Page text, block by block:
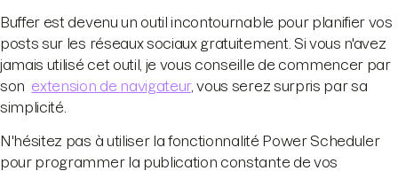
Buffer est devenu un outil incontournable pour planifier vos
posts sur les réseaux sociaux gratuitement. Si vous n'avez
jamais utilisé cet outil, je vous conseille de commencer par
son extension de navigateur, vous serez surpris par sa
simplicité.
N'hésitez pas à utiliser la fonctionnalité Power Scheduler
pour programmer la publication constante de vos